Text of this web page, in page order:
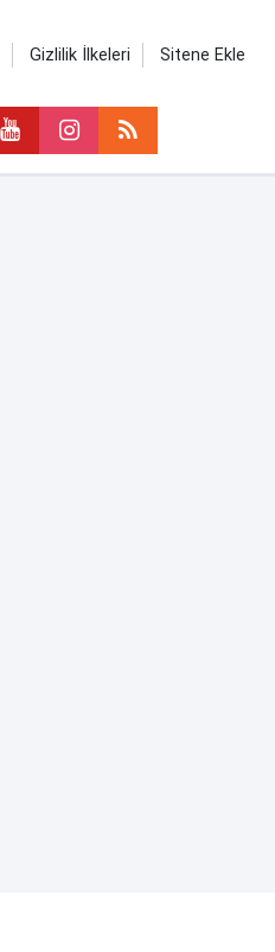
Gizlilik İlkeleri Sitene Ekle